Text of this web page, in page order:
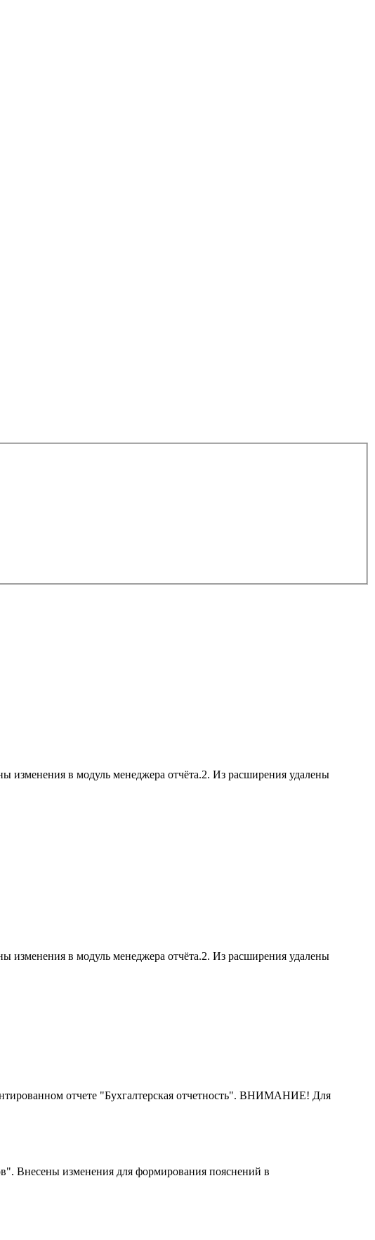
изменения в модуль менеджера отчёта.2. Из расширения удалены
изменения в модуль менеджера отчёта.2. Из расширения удалены
отчете "Бухгалтерская отчетность". ВНИМАНИЕ! Для
Внесены изменения для формирования пояснений в